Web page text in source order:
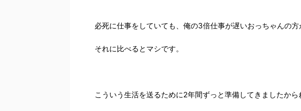
必死に仕事をしていても、俺の3倍仕事が遅いおっちゃんの方
それに比べるとマシです。
こういう生活を送るために2年間ずっと準備してきましたから